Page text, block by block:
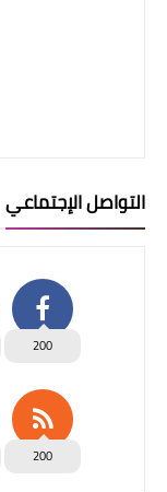
التواصل الإجتماعي
200
200